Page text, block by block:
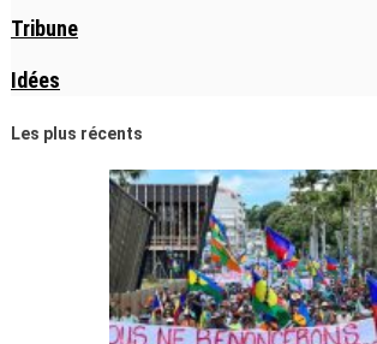
Tribune
Idées
Les plus récents